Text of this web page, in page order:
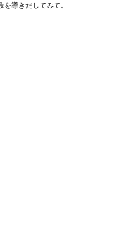
導きだしてみて。